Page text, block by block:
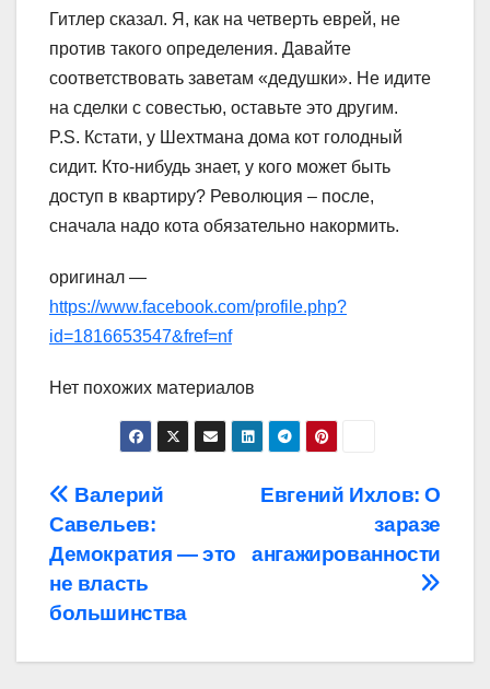
Гитлер сказал. Я, как на четверть еврей, не
против такого определения. Давайте
соответствовать заветам «дедушки». Не идите
на сделки с совестью, оставьте это другим.
P.S. Кстати, у Шехтмана дома кот голодный
сидит. Кто-нибудь знает, у кого может быть
доступ в квартиру? Революция – после,
сначала надо кота обязательно накормить.
оригинал —
https://www.facebook.com/profile.php?
id=1816653547&fref=nf
Нет похожих материалов
Навигация
по
записям
Евгений Ихлов: О
заразе
ангажированности
Валерий
Савельев:
Демократия — это
не власть
большинства